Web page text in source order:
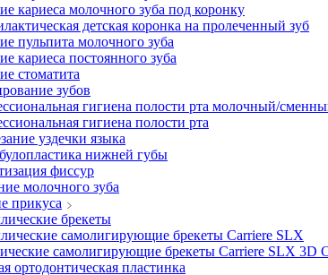
кариеса молочного зуба под коронку
детская коронка на пролеченный зуб
пульпита молочного зуба
кариеса постоянного зуба
стоматита
зубов
гигиена полости рта молочный/
гигиена полости рта
уздечки языка
нижней губы
фиссур
молочного зуба
прикуса
брекеты
самолигирующие брекеты Carriere SLX
самолигирующие брекеты Carriere SLX 3D
ортодонтическая пластинка